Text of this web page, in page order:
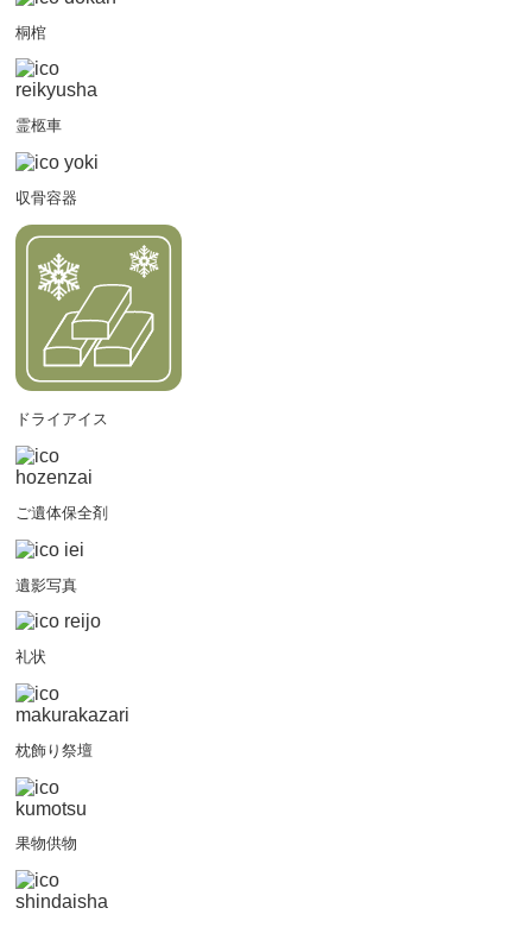
桐棺
霊柩車
収骨容器
ドライアイス
ご遺体保全剤
遺影写真
礼状
枕飾り祭壇
果物供物